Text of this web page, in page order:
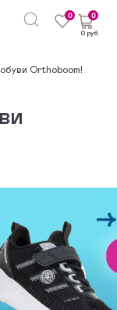
0 0
0 руб.
Orthoboom!